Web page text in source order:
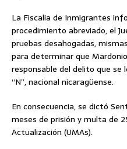
La Fiscalia de Inmigrantes
procedimiento abreviado, el
pruebas desahogadas,
para determinar que
responsable del delito que se
“N”, nacional nicaragüense.
En consecuencia, se dictó
meses de prisión y multa de
Actualización (UMAs).